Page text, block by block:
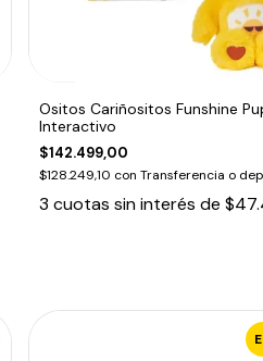
Ositos Cariñositos Funshine
Interactivo
$142.499,00
$128.249,10 con Transferencia o
3 cuotas sin interés de